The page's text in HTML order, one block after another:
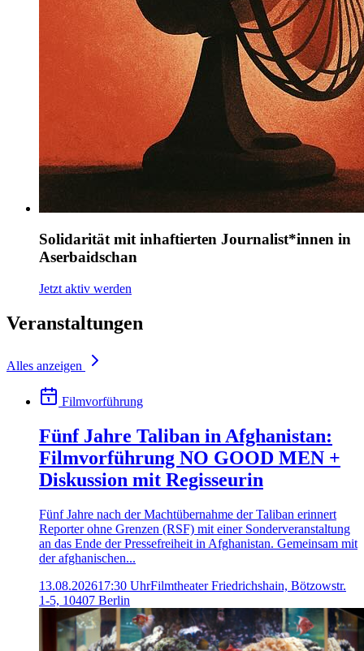
Solidarität mit inhaftierten Journalist*innen in
Aserbaidschan
Jetzt aktiv werden
Veranstaltungen
Alles anzeigen
Filmvorführung
Fünf Jahre Taliban in Afghanistan:
Filmvorführung NO GOOD MEN +
Diskussion mit Regisseurin
Fünf Jahre nach der Machtübernahme der Taliban erinnert
Reporter ohne Grenzen (RSF) mit einer Sonderveranstaltung
an das Ende der Pressefreiheit in Afghanistan. Gemeinsam mit
der afghanischen...
13.08.202617:30 UhrFilmtheater Friedrichshain, Bötzowstr.
1-5, 10407 Berlin